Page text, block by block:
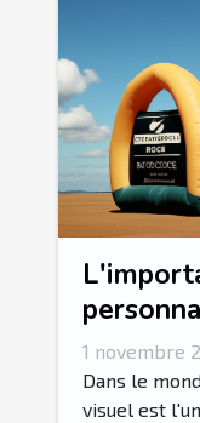
arches
1 novembre
Dans le
visuel est